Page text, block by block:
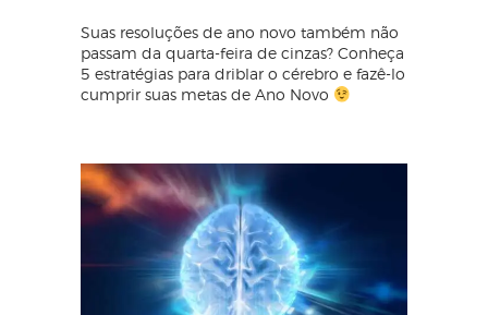
Suas resoluções de ano novo também não
passam da quarta-feira de cinzas? Conheça
5 estratégias para driblar o cérebro e fazê-lo
cumprir suas metas de Ano Novo